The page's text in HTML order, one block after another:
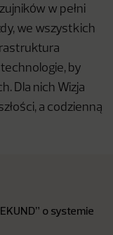
w pełni
we wszystkich
by
Dla nich Wizja
a codzienną
o systemie